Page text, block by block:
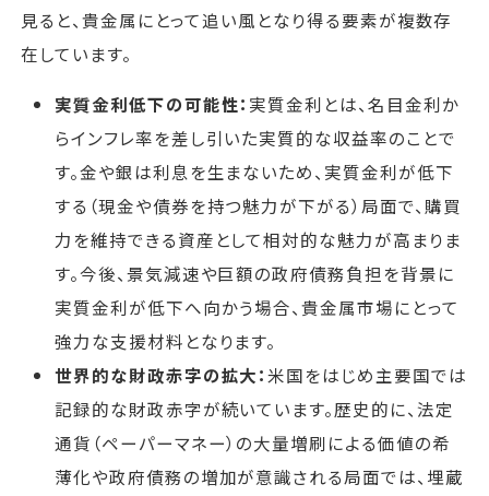
見ると、貴金属にとって追い風となり得る要素が複数存
在しています。
実質金利低下の可能性： 実質金利とは、名目金利か
らインフレ率を差し引いた実質的な収益率のことで
す。金や銀は利息を生まないため、実質金利が低下
する（現金や債券を持つ魅力が下がる）局面で、購買
力を維持できる資産として相対的な魅力が高まりま
す。今後、景気減速や巨額の政府債務負担を背景に
実質金利が低下へ向かう場合、貴金属市場にとって
強力な支援材料となります。
世界的な財政赤字の拡大：米国をはじめ主要国では
記録的な財政赤字が続いています。歴史的に、法定
通貨（ペーパーマネー）の大量増刷による価値の希
薄化や政府債務の増加が意識される局面では、埋蔵